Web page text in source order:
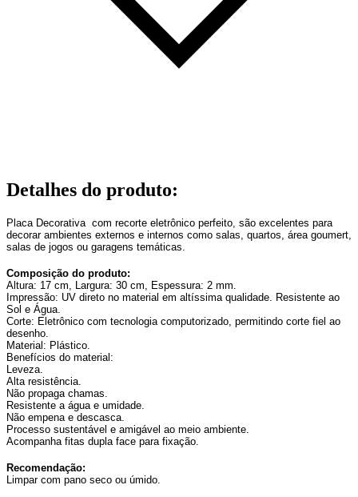
Detalhes do produto:
Placa Decorativa com recorte eletrônico perfeito, são excelentes para
decorar ambientes externos e internos como salas, quartos, área goumert,
salas de jogos ou garagens temáticas.
Composição do produto:
Altura: 17 cm, Largura: 30 cm, Espessura: 2 mm.
Impressão: UV direto no material em altíssima qualidade. Resistente ao
Sol e Água.
Corte: Eletrônico com tecnologia computorizado, permitindo corte fiel ao
desenho.
Material: Plástico.
Benefícios do material:
Leveza.
Alta resistência.
Não propaga chamas.
Resistente a água e umidade.
Não empena e descasca.
Processo sustentável e amigável ao meio ambiente.
Acompanha fitas dupla face para fixação.
Recomendação:
Limpar com pano seco ou úmido.